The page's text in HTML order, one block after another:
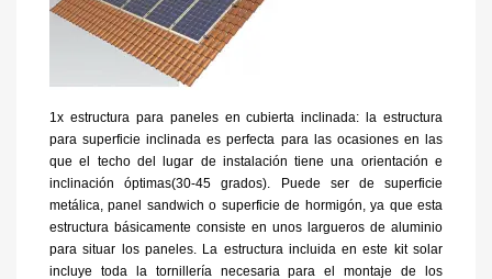
1x estructura para paneles en cubierta inclinada: la estructura
para superficie inclinada es perfecta para las ocasiones en las
que el techo del lugar de instalación tiene una orientación e
inclinación óptimas(30-45 grados). Puede ser de superficie
metálica, panel sandwich o superficie de hormigón, ya que esta
estructura básicamente consiste en unos largueros de aluminio
para situar los paneles. La estructura incluida en este kit solar
incluye toda la tornillería necesaria para el montaje de los